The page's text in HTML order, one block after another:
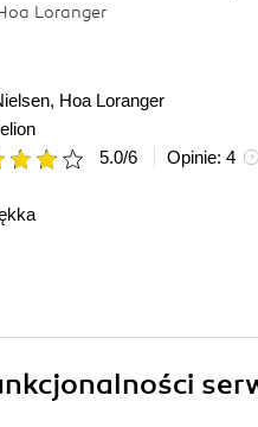
Loranger
, Hoa Loranger
5.0/6 Opinie: 4